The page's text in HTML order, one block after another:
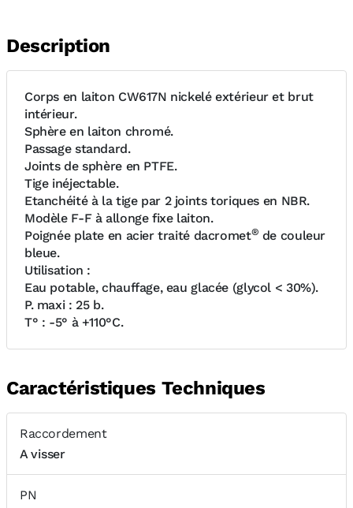
Description
Corps en laiton CW617N nickelé extérieur et brut
intérieur.
Sphère en laiton chromé.
Passage standard.
Joints de sphère en PTFE.
Tige inéjectable.
Etanchéité à la tige par 2 joints toriques en NBR.
Modèle F-F à allonge fixe laiton.
Poignée plate en acier traité dacromet® de couleur
bleue.
Utilisation :
Eau potable, chauffage, eau glacée (glycol < 30%).
P. maxi : 25 b.
T° : -5° à +110°C.
Caractéristiques Techniques
Raccordement
A visser
PN